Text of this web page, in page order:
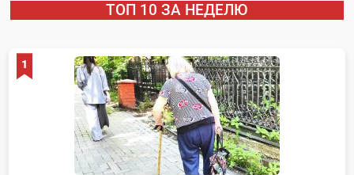
ТОП 10 ЗА НЕДЕЛЮ